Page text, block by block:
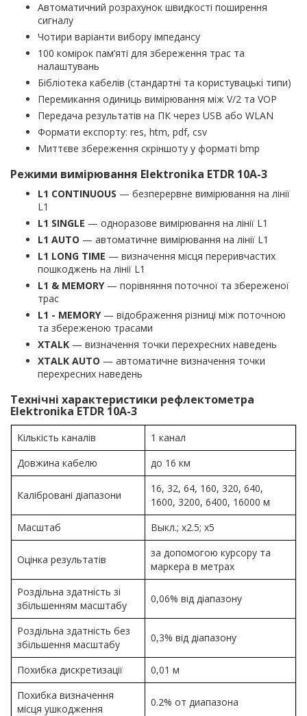
Автоматичний розрахунок швидкості поширення
сигналу
Чотири варіанти вибору імпедансу
100 комірок пам’яті для збереження трас та
налаштувань
Бібліотека кабелів (стандартні та користувацькі типи)
Перемикання одиниць вимірювання між V/2 та VOP
Передача результатів на ПК через USB або WLAN
Формати експорту: res, htm, pdf, csv
Миттєве збереження скріншоту у форматі bmp
Режими вимірювання Elektronika ETDR 10A-3
L1 CONTINUOUS — безперервне вимірювання на лінії
L1
L1 SINGLE — одноразове вимірювання на лінії L1
L1 AUTO — автоматичне вимірювання на лінії L1
L1 LONG TIME — визначення місця переривчастих
пошкоджень на лінії L1
L1 & MEMORY— порівняння поточної та збереженої
трас
L1 - MEMORY— відображення різниці між поточною
та збереженою трасами
XTALK — визначення точки перехресних наведень
XTALK AUTO — автоматичне визначення точки
перехресних наведень
Технічні характеристики рефлектометра
Elektronika ETDR 10A-3
Кількість каналів
1 канал
Довжина кабелю
до 16 км
Калібровані діапазони
16, 32, 64, 160, 320, 640,
1600, 3200, 6400, 16000 м
Масштаб
Выкл.; х2.5; х5
Оцінка результатів
за допомогою курсору та
маркера в метрах
Роздільна здатність зі
збільшенням масштабу
0,06% від діапазону
Роздільна здатність без
збільшення масштабу
0,3% від діапазону
Похибка дискретизації
0,01 м
Похибка визначення
місця ушкодження
0.2% от диапазона